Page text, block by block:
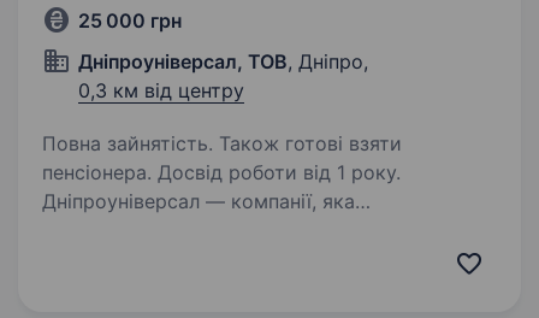
25 000 грн
Дніпроуніверсал, ТОВ, Дніпро,
0,3 км від центру
Повна зайнятість. Також готові взяти
пенсіонера. Досвід роботи від 1 року.
Дніпроуніверсал — компанії, яка